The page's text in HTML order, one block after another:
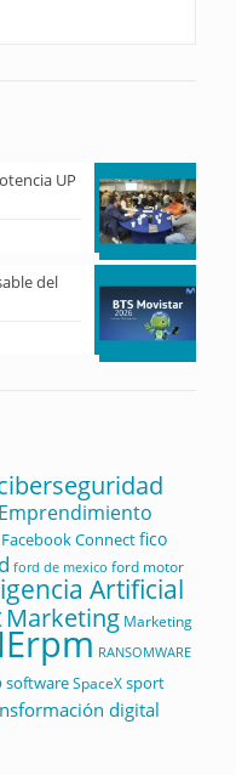
UP
del
Emprendimiento
Facebook Connectfico
ford de mexico ford motor
Artificial
Marketing Marketing
RANSOMWARE
softwareSpaceXsport
digital